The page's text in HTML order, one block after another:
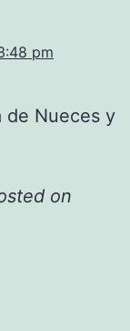
pm
de Nueces y
on